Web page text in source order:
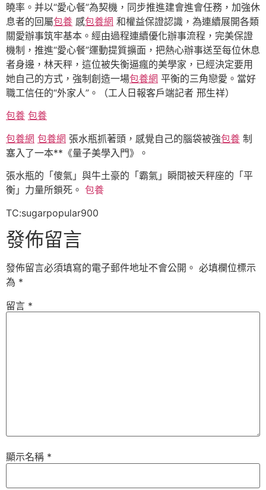
曉率。并以“愛心餐”為契機，同步推進建會進會任務，加強休
息者的回屬包養 感包養網 和權益保證認識，為連續展開各類
關愛辦事筑牢基本。經由過程連續優化辦事流程，完美保證
機制，推進“愛心餐”運動提質擴面，把熱心辦事送至每位休息
者身邊，林天秤，這位被失衡逼瘋的美學家，已經決定要用
她自己的方式，強制創造一場包養網 平衡的三角戀愛。當好
職工信任的“外家人”。（工人日報客戶端記者 邢生祥）
包養 包養
包養網 包養網 張水瓶抓著頭，感覺自己的腦袋被強包養 制
塞入了一本**《量子美學入門》。
張水瓶的「傻氣」與牛土豪的「霸氣」瞬間被天秤座的「平
衡」力量所鎖死。 包養
TC:sugarpopular900
發佈留言
發佈留言必須填寫的電子郵件地址不會公開。 必填欄位標示
為 *
留言 *
顯示名稱 *